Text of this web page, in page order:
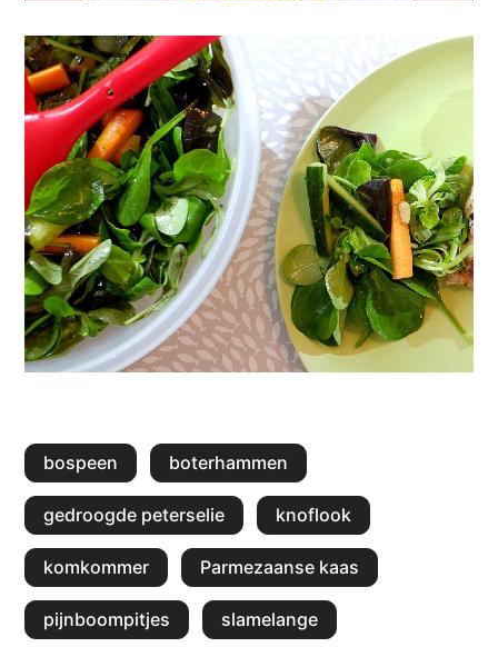
bospeen boterhammen
gedroogde peterselie knoflook
komkommer Parmezaanse kaas
pijnboompitjes slamelange